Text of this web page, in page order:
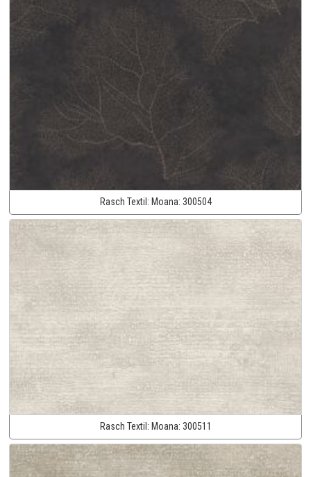
Rasch Textil: Moana: 300504
Rasch Textil: Moana: 300511